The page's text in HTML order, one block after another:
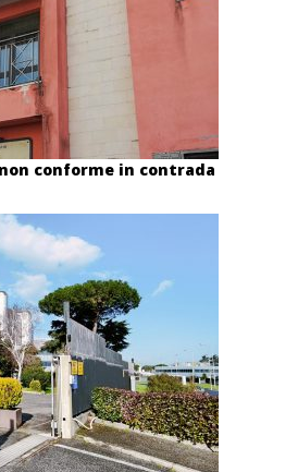
conforme in contrada